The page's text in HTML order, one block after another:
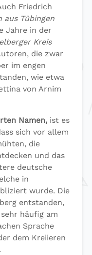
Friedrich
aus Tübingen
Jahre in der
Kreis
die zwar
im engen
wie etwa
von Arnim
Namen, ist es
sich vor allem
die
und das
deutsche
in
wurde. Die
entstanden,
häufig am
Sprache
dem Kreiieren